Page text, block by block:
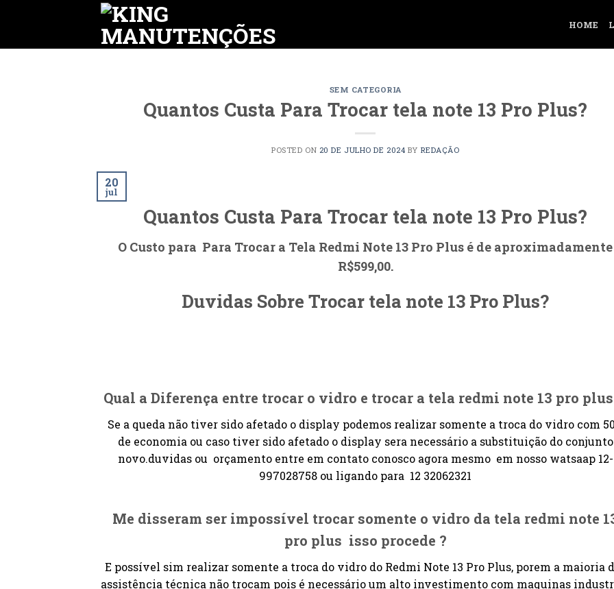
HOME
SEM CATEGORIA
Quantos Custa Para Trocar tela note 13 Pro Plus?
POSTED ON 20 DE JULHO DE 2024 BY REDAÇÃO
20
jul
Quantos Custa Para Trocar tela note 13 Pro Plus?
O Custo para Para Trocar a Tela Redmi Note 13 Pro Plus é de aproximadamente
R$599,00.
Duvidas Sobre Trocar tela note 13 Pro Plus?
Qual a Diferença entre trocar o vidro e trocar a tela redmi note 13 pro
Se a queda não tiver sido afetado o display podemos realizar somente a troca do vidro com
de economia ou caso tiver sido afetado o display sera necessário a substituição do conjunto
novo.duvidas ou orçamento entre em contato conosco agora mesmo em nosso watsaap 12-
997028758 ou ligando para 12 32062321
Me disseram ser impossível trocar somente o vidro da tela redmi note
pro plus isso procede ?
E possível sim realizar somente a troca do vidro do Redmi Note 13 Pro Plus, porem a maioria
assistência técnica não trocam pois é necessário um alto investimento com maquinas